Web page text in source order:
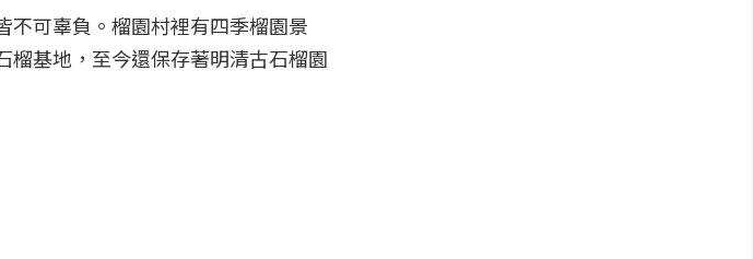
不可辜負。榴園村裡有四季榴園景
榴基地，至今還保存著明清古石榴園